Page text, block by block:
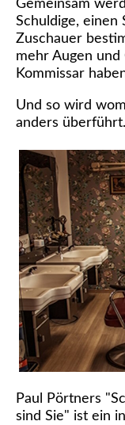
Gemeinsam
Schuldige, einen
Zuschauer
mehr Augen
Kommissar
Und so wird
anders überführt.
Paul Pörtners
sind Sie" ist ein